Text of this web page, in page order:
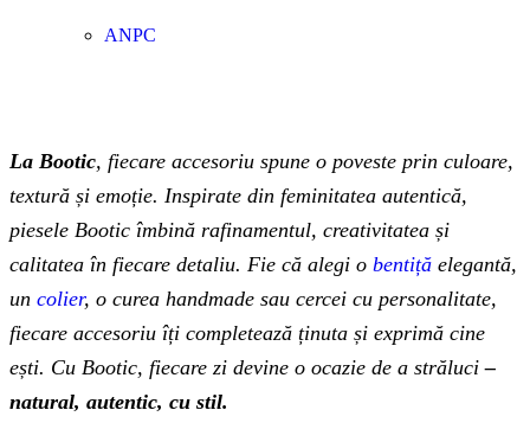
ANPC
La Bootic, fiecare accesoriu spune o poveste prin culoare,
textură și emoție. Inspirate din feminitatea autentică,
piesele Bootic îmbină rafinamentul, creativitatea și
calitatea în fiecare detaliu. Fie că alegi o bentiță elegantă,
un colier, o curea handmade sau cercei cu personalitate,
fiecare accesoriu îți completează ținuta și exprimă cine
ești. Cu Bootic, fiecare zi devine o ocazie de a străluci –
natural, autentic, cu stil.